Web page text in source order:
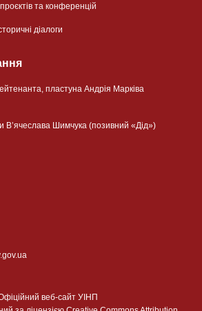
та конференцій
діалоги
пластуна Андрія Марківа
В’ячеслава Шимчука (позивний «Дід»)
веб-сайт УІНП